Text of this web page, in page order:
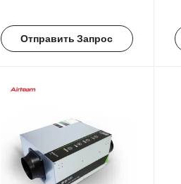
Отправить Запрос